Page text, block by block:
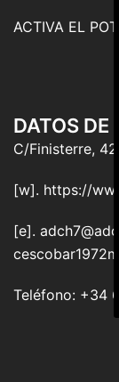
ACTIVA EL
DATOS DE
C/Finisterre,
[w]. https://
[e].
Teléfono: +34